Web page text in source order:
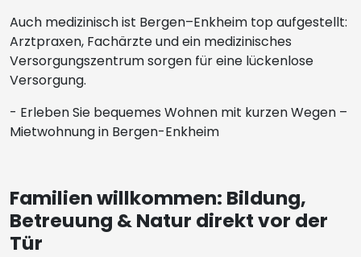
Auch medizinisch ist Bergen–Enkheim top aufgestellt:
Arztpraxen, Fachärzte und ein medizinisches
Versorgungszentrum sorgen für eine lückenlose
Versorgung.
- Erleben Sie bequemes Wohnen mit kurzen Wegen –
Mietwohnung in Bergen-Enkheim
Familien willkommen: Bildung,
Betreuung & Natur direkt vor der
Tür